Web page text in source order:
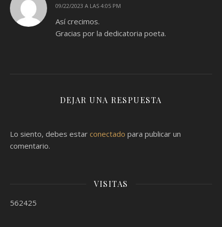
09/22/2023 A LAS 4:05 PM
Así crecimos.
Gracias por la dedicatoria poeta.
DEJAR UNA RESPUESTA
Lo siento, debes estar conectado para publicar un
comentario.
VISITAS
562425